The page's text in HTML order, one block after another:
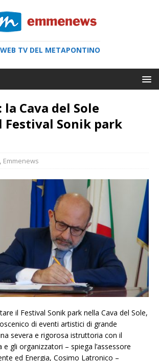
TV DEL METAPONTINO
Cava del Sole
Sonik park
Emmenews
il Festival Sonik park nella Cava del Sole,
di eventi artistici di grande
severa e rigorosa istruttoria con il
gli organizzatori – spiega l’assessore
ed Energia, Cosimo Latronico –